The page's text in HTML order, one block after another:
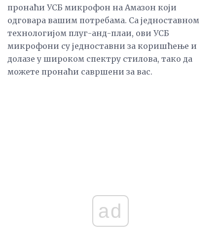
пронаћи УСБ микрофон на Амазон који
одговара вашим потребама. Са једноставном
технологијом плуг-анд-плаи, ови УСБ
микрофони су једноставни за коришћење и
долазе у широком спектру стилова, тако да
можете пронаћи савршени за вас.
ad